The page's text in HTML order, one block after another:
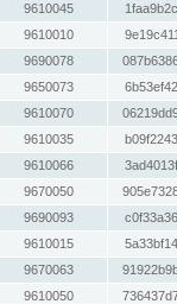
9610045
9610010
9690078
9650073
9610070
9610035
9610066
9670050
9690093
9610015
9670063
9610050